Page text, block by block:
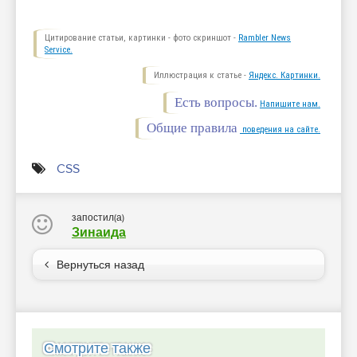
Цитирование статьи, картинки - фото скриншот - Rambler News
Service.
Иллюстрация к статье - Яндекс. Картинки.
Есть вопросы. Напишите нам.
Общие правила поведения на сайте.
CSS
запостил(а)
Зинаида
Вернуться назад
Смотрите также